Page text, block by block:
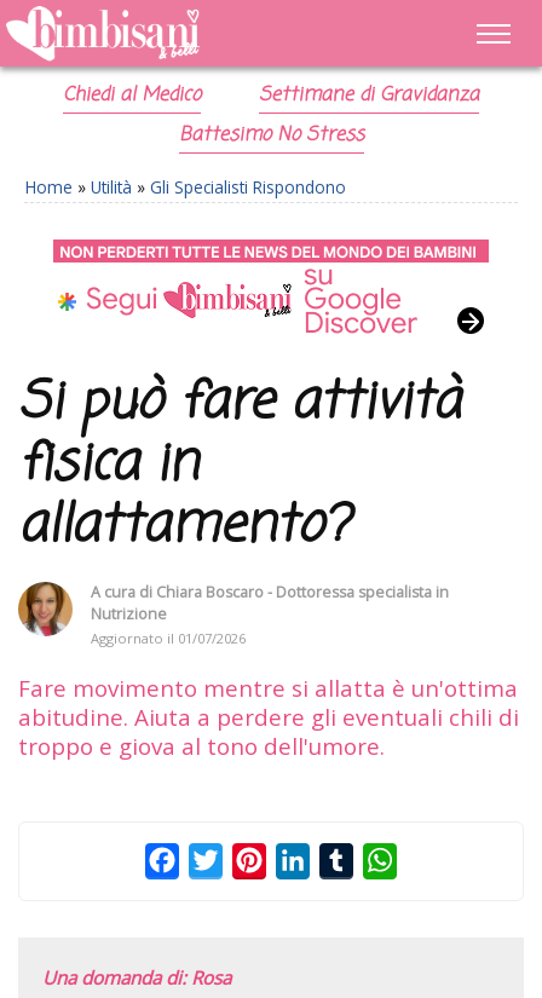
Chiedi al Medico
Settimane di Gravidanza
Battesimo No Stress
Home » Utilità » Gli Specialisti Rispondono
Si può fare attività
fisica in
allattamento?
A cura di Chiara Boscaro - Dottoressa specialista in
Nutrizione
Aggiornato il 01/07/2026
Fare movimento mentre si allatta è un'ottima
abitudine. Aiuta a perdere gli eventuali chili di
troppo e giova al tono dell'umore.
FacebookTwitterPinterestLinkedInTumblr
Una domanda di: Rosa